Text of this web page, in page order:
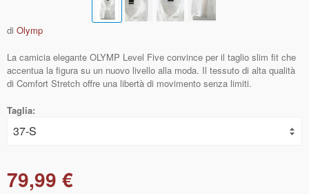
di Olymp
La camicia elegante OLYMP Level Five convince per il taglio slim fit che
accentua la figura su un nuovo livello alla moda. Il tessuto di alta qualità
di Comfort Stretch offre una libertà di movimento senza limiti.
Taglia:
79,99 €